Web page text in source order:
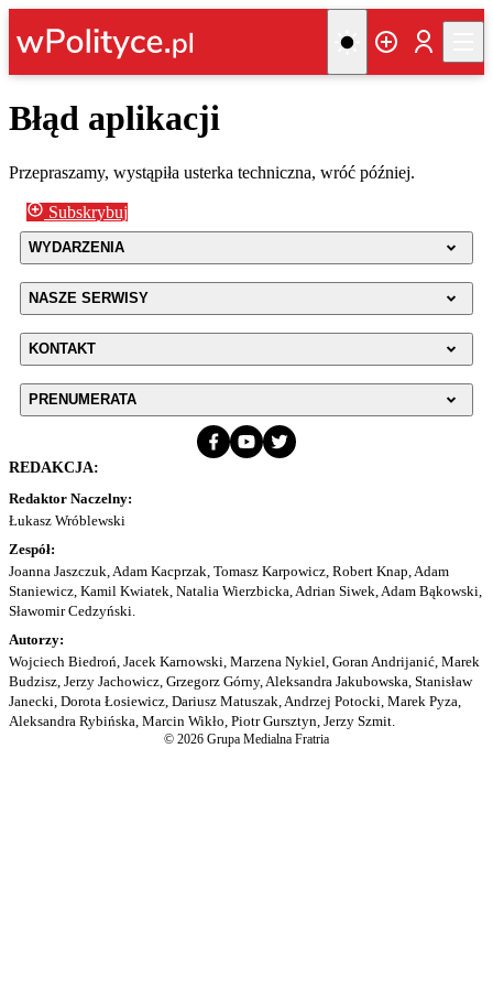
Błąd aplikacji
Przepraszamy, wystąpiła usterka techniczna, wróć później.
Subskrybuj
WYDARZENIA
NASZE SERWISY
KONTAKT
PRENUMERATA
REDAKCJA:
Redaktor Naczelny:
Łukasz Wróblewski
Zespół:
Joanna Jaszczuk, Adam Kacprzak, Tomasz Karpowicz, Robert Knap, Adam
Staniewicz, Kamil Kwiatek, Natalia Wierzbicka, Adrian Siwek, Adam Bąkowski,
Sławomir Cedzyński.
Autorzy:
Wojciech Biedroń, Jacek Karnowski, Marzena Nykiel, Goran Andrijanić, Marek
Budzisz, Jerzy Jachowicz, Grzegorz Górny, Aleksandra Jakubowska, Stanisław
Janecki, Dorota Łosiewicz, Dariusz Matuszak, Andrzej Potocki, Marek Pyza,
Aleksandra Rybińska, Marcin Wikło, Piotr Gursztyn, Jerzy Szmit.
© 2026 Grupa Medialna Fratria